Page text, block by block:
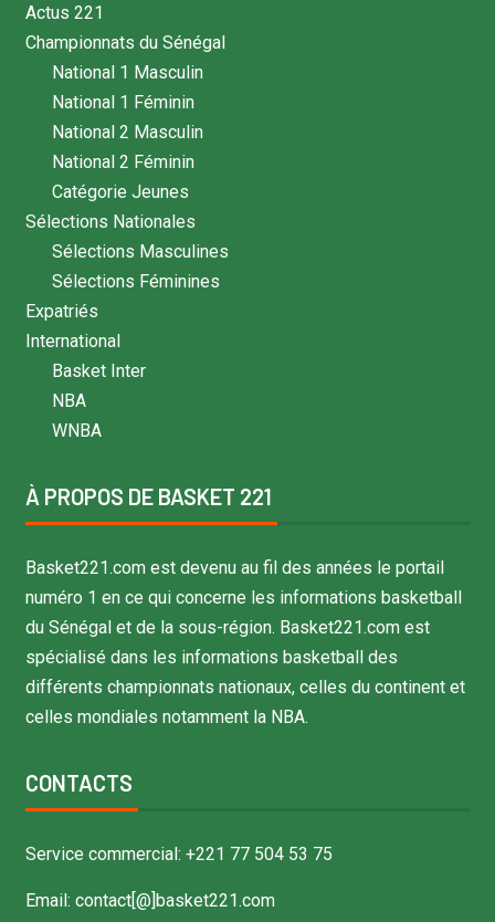
Actus 221
Championnats du Sénégal
National 1 Masculin
National 1 Féminin
National 2 Masculin
National 2 Féminin
Catégorie Jeunes
Sélections Nationales
Sélections Masculines
Sélections Féminines
Expatriés
International
Basket Inter
NBA
WNBA
À PROPOS DE BASKET 221
Basket221.com est devenu au fil des années le portail
numéro 1 en ce qui concerne les informations basketball
du Sénégal et de la sous-région. Basket221.com est
spécialisé dans les informations basketball des
différents championnats nationaux, celles du continent et
celles mondiales notamment la NBA.
CONTACTS
Service commercial: +221 77 504 53 75
Email: contact[@]basket221.com